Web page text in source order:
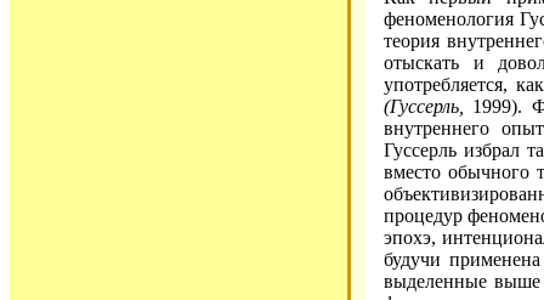
феноменология
теория
отыскать и
употребляется,
(Гуссерль,
1999).
внутреннего
Гуссерль избрал
вместо обычного
процедур
эпохэ,
будучи
выделенные выше